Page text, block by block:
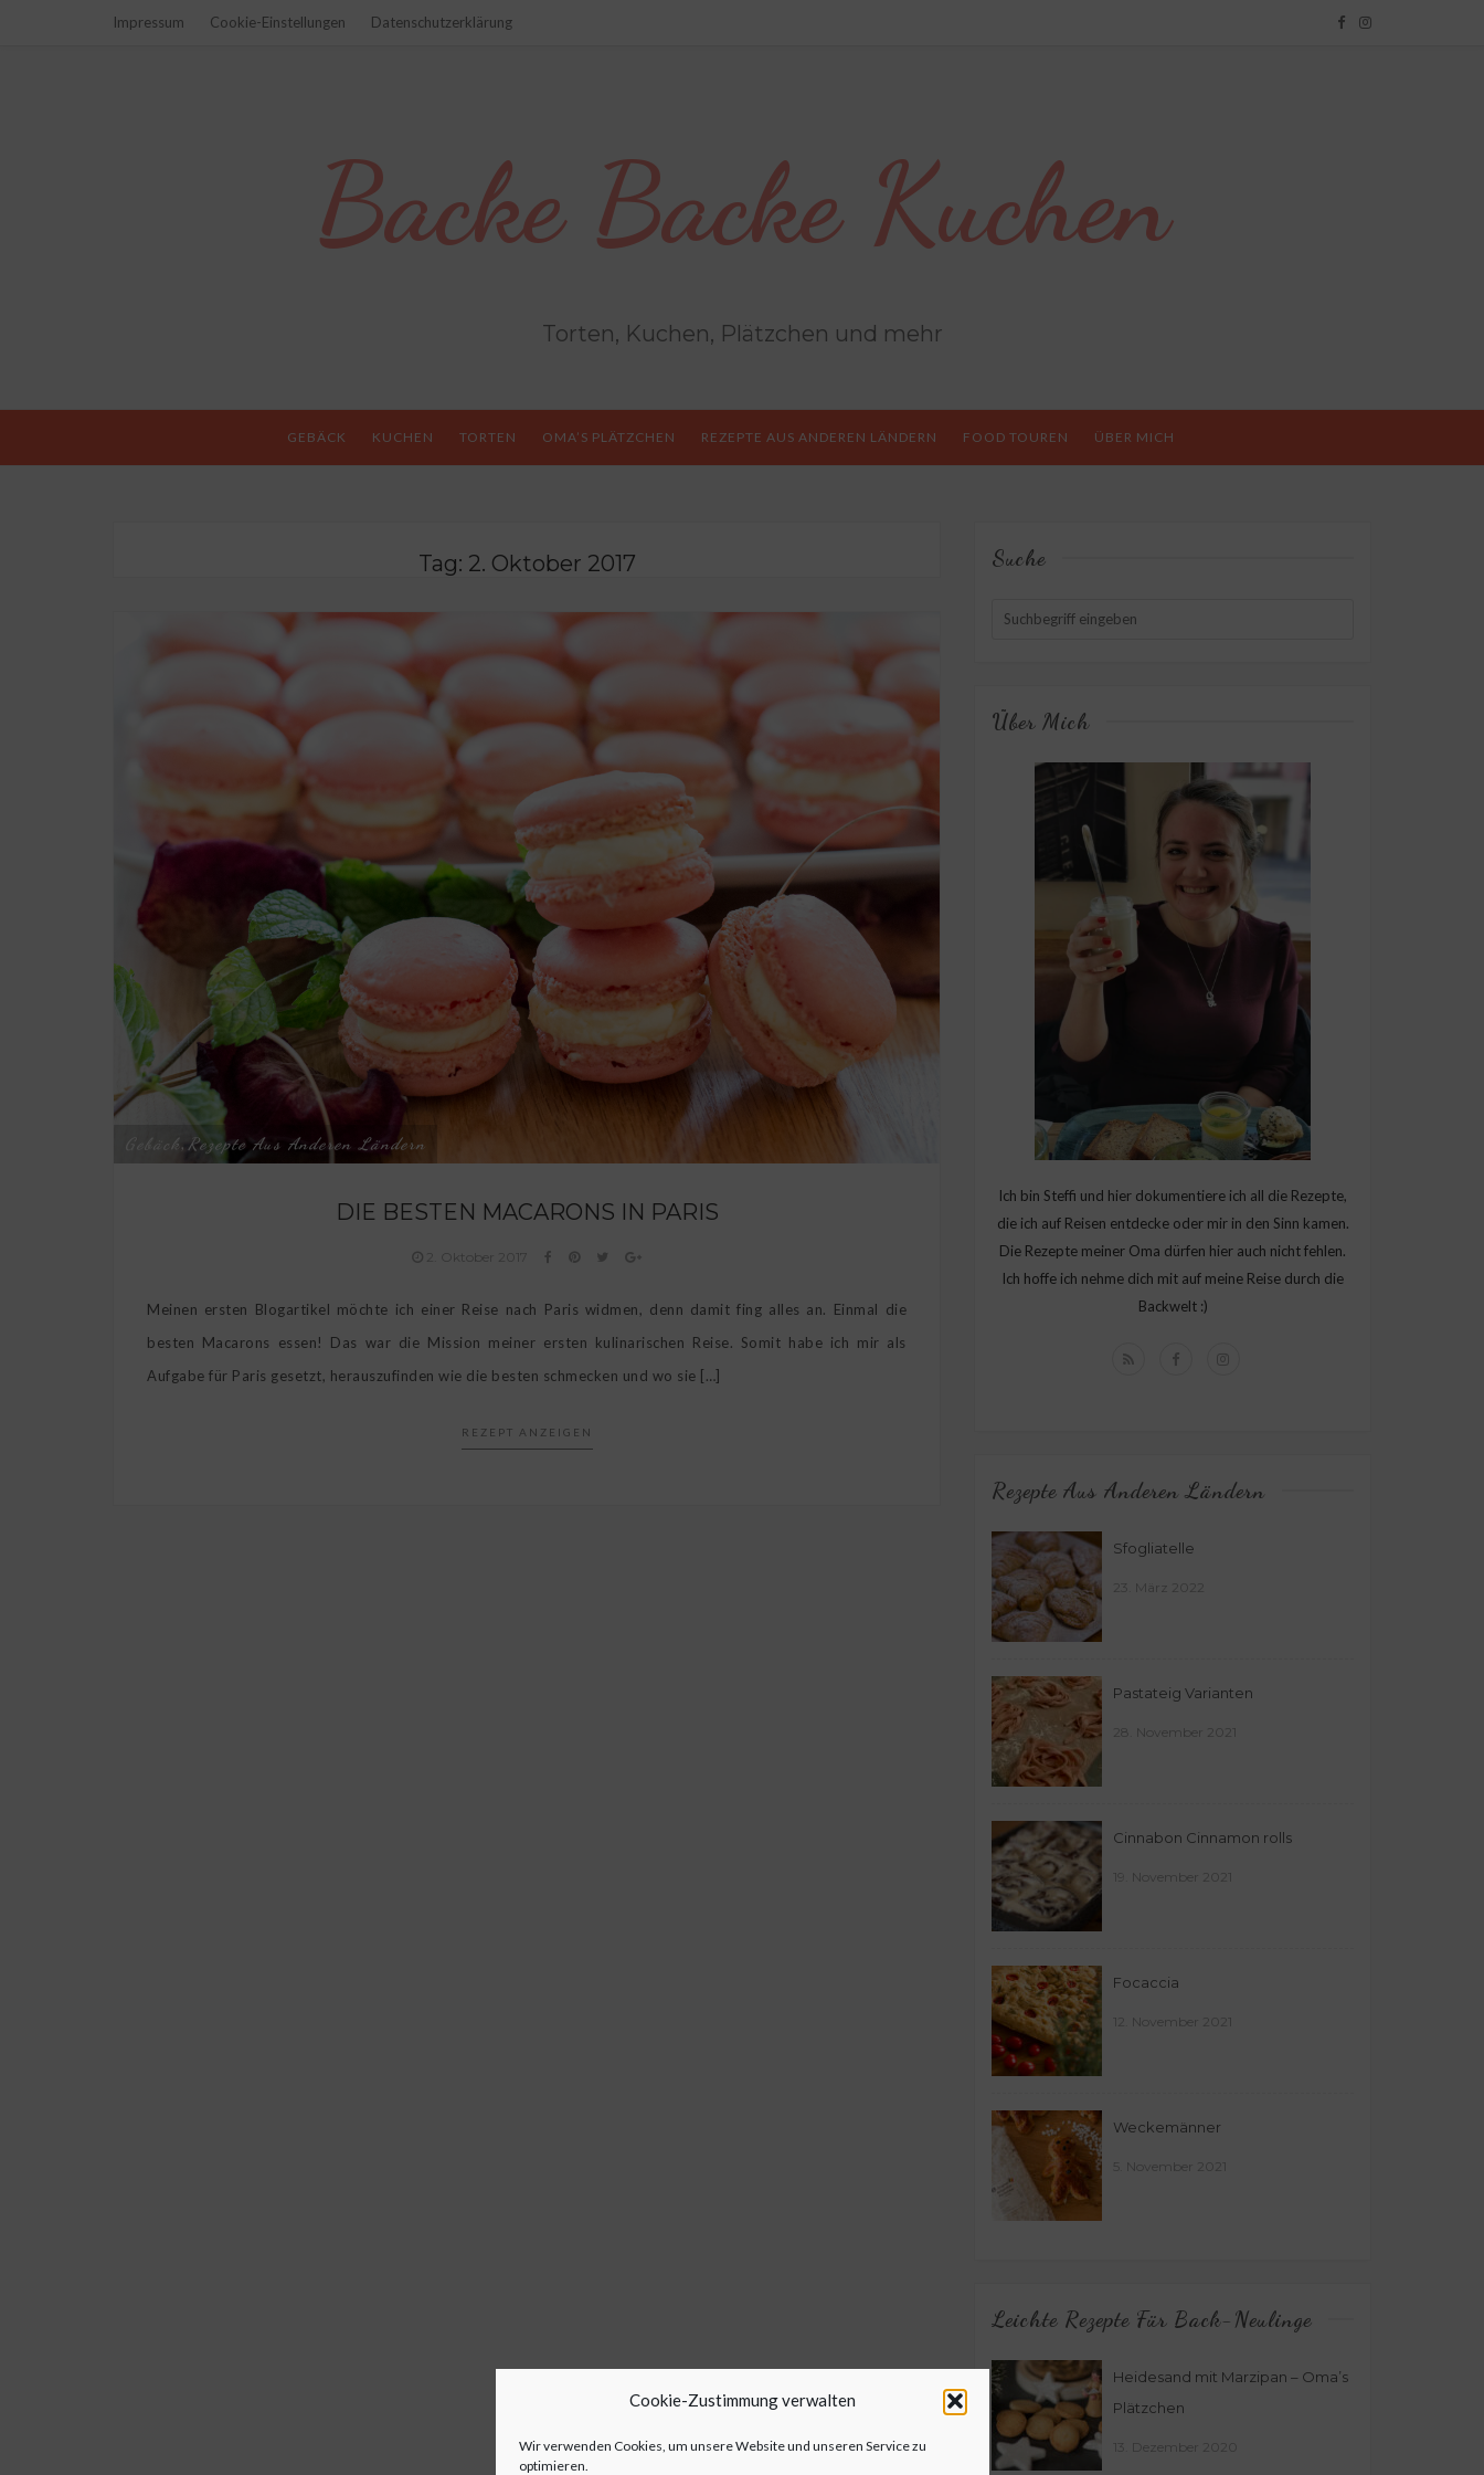
Cookie-Zustimmung verwalten
Wir verwenden Cookies, um unsere Website und unseren Service zu
optimieren.
Impressum Cookie-Einstellungen Datenschutzerklärung
Backe Backe Kuchen
Torten, Kuchen, Plätzchen und mehr
GEBÄCK KUCHEN TORTEN OMA’S PLÄTZCHEN REZEPTE AUS ANDEREN LÄNDERN FOOD TOUREN ÜBER MICH
Tag: 2. Oktober 2017
Gebäck, Rezepte Aus Anderen Ländern
DIE BESTEN MACARONS IN PARIS
2. Oktober 2017
Meinen ersten Blogartikel möchte ich einer Reise nach Paris widmen, denn damit fing alles an. Einmal die
besten Macarons essen! Das war die Mission meiner ersten kulinarischen Reise. Somit habe ich mir als
Aufgabe für Paris gesetzt, herauszufinden wie die besten schmecken und wo sie […]
REZEPT ANZEIGEN
Suche
Über Mich
Ich bin Steffi und hier dokumentiere ich all die Rezepte,
die ich auf Reisen entdecke oder mir in den Sinn kamen.
Die Rezepte meiner Oma dürfen hier auch nicht fehlen.
Ich hoffe ich nehme dich mit auf meine Reise durch die
Backwelt :)
Rezepte Aus Anderen Ländern
Sfogliatelle
23. März 2022
Pastateig Varianten
28. November 2021
Cinnabon Cinnamon rolls
19. November 2021
Focaccia
12. November 2021
Weckemänner
5. November 2021
Leichte Rezepte Für Back-Neulinge
Heidesand mit Marzipan – Oma’s
Plätzchen
13. Dezember 2020